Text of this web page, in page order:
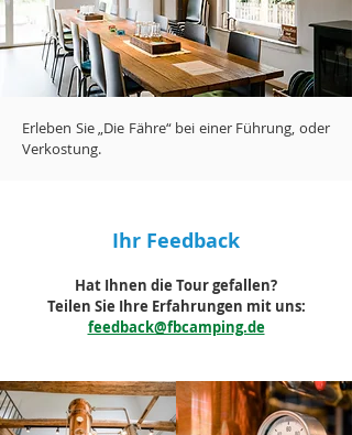
Erleben Sie „Die Fähre“ bei einer Führung, oder
Verkostung.
Ihr Feedback
Hat Ihnen die Tour gefallen?
Teilen Sie Ihre Erfahrungen mit uns:
feedback@fbcamping.de